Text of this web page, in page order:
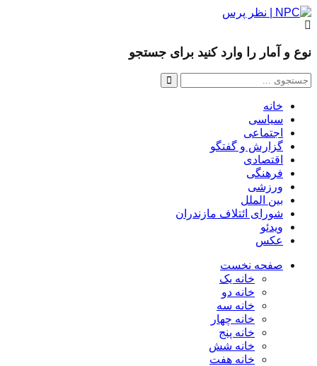
نوع و آمار را وارد کنید برای جستجو
خانه
سیاسی
اجتماعی
گزارش و گفتگو
اقتصادی
فرهنگی
ورزشی
بین الملل
شورای ائتلاف مازندران
ویدئو
عکس
صفحه نخست
خانه یک
خانه دو
خانه سه
خانه چهار
خانه پنج
خانه شش
خانه هفت